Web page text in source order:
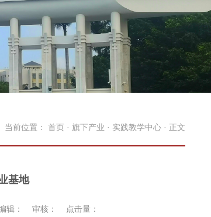
当前位置： 首页 · 旗下产业 · 实践教学中心 · 正文
基地
辑： 审核： 点击量：